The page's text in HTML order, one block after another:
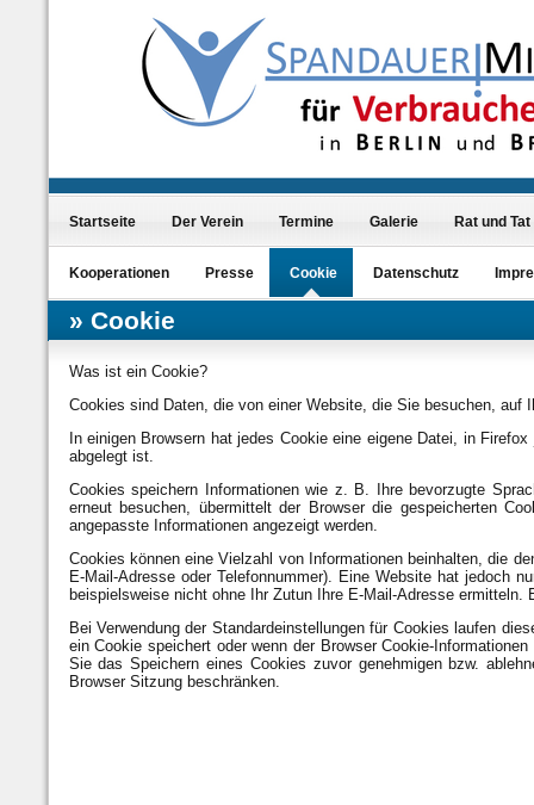
Startseite Der Verein Termine Galerie Rat und Tat
Kooperationen Presse Cookie Datenschutz
Cookie
Was ist ein Cookie?
Cookies sind Daten, die von einer Website, die Sie besuchen, auf
In einigen Browsern hat jedes Cookie eine eigene Datei, in
abgelegt ist.
Cookies speichern Informationen wie z. B. Ihre bevorzugte
erneut besuchen, übermittelt der Browser die gespeicherten
angepasste Informationen angezeigt werden.
Cookies können eine Vielzahl von Informationen beinhalten, die
E-Mail-Adresse oder Telefonnummer). Eine Website hat jedoch
beispielsweise nicht ohne Ihr Zutun Ihre E-Mail-Adresse
Bei Verwendung der Standardeinstellungen für Cookies laufen
ein Cookie speichert oder wenn der Browser Cookie-
Sie das Speichern eines Cookies zuvor genehmigen bzw.
Browser Sitzung beschränken.